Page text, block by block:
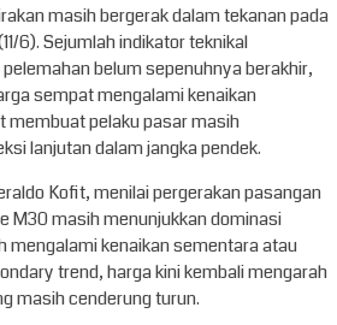
masih bergerak dalam tekanan pada
6). Sejumlah indikator teknikal
belum sepenuhnya berakhir,
sempat mengalami kenaikan
membuat pelaku pasar masih
lanjutan dalam jangka pendek.
Kofit, menilai pergerakan pasangan
M30 masih menunjukkan dominasi
mengalami kenaikan sementara atau
trend, harga kini kembali mengarah
masih cenderung turun.